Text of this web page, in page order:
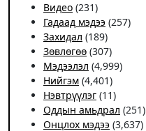
Видео (231)
Гадаад мэдээ (257)
Захидал (189)
Зөвлөгөө (307)
Мэдээлэл (4,999)
Нийгэм (4,401)
Нэвтрүүлэг (11)
Оддын амьдрал (251)
Онцлох мэдээ (3,637)